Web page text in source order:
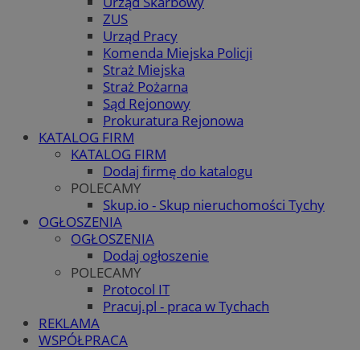
ZUS
Urząd Pracy
Komenda Miejska Policji
Straż Miejska
Straż Pożarna
Sąd Rejonowy
Prokuratura Rejonowa
KATALOG FIRM
KATALOG FIRM
Dodaj firmę do katalogu
POLECAMY
Skup.io - Skup nieruchomości Tychy
OGŁOSZENIA
OGŁOSZENIA
Dodaj ogłoszenie
POLECAMY
Protocol IT
Pracuj.pl - praca w Tychach
REKLAMA
WSPÓŁPRACA